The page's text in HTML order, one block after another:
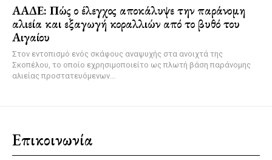
ΑΑΔΕ: Πώς ο έλεγχος αποκάλυψε την παράνομη
αλιεία και εξαγωγή κοραλλιών από το βυθό του
Αιγαίου
Στον εντοπισμό ενός σκάφους αναψυχής στα ανοιχτά της
Σκοπέλου, το οποίο εχρησιμοποιείτο ως πλωτή βάση παράνομης
αλιείας προστατευόμενων...
Επικοινωνία